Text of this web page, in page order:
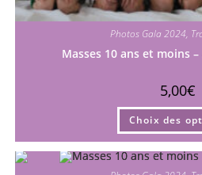
Photos Gala 2024,
Masses 10 ans et moins
5,00€
Choix des